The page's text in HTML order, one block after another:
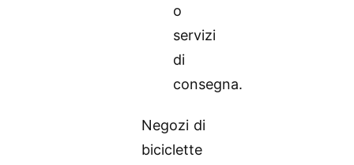
o
servizi
di
consegna.
Negozi di
biciclette